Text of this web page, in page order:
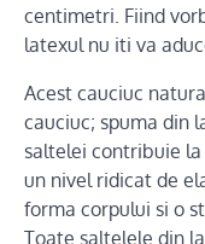
centimetri. Fiind
latexul nu iti va
Acest cauciuc
cauciuc; spuma din
saltelei contribuie
un nivel ridicat de
forma corpului si o
Toate saltelele din